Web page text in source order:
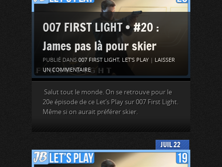
007 FIRST LIGHT • #20 :
James pas là pour skier
PUBLIÉ DANS 007 FIRST LIGHT, LET'S PLAY
LAISSER
UN COMMENTAIRE
Salut tout le monde. On se retrouve pour le
20e épisode de ce Let’s Play sur 007 First Light.
Même si on aurait préférer skier.
22
JUIL